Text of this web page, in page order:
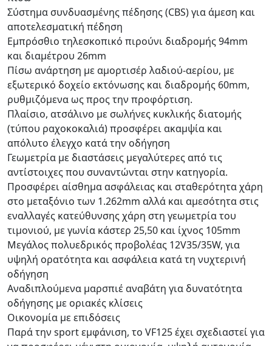
Σύστημα συνδυασμένης πέδησης (CBS) για άμεση και
αποτελεσματική πέδηση
Εμπρόσθιο τηλεσκοπικό πιρούνι διαδρομής 94mm
και διαμέτρου 26mm
Πίσω ανάρτηση με αμορτισέρ λαδιού-αερίου, με
εξωτερικό δοχείο εκτόνωσης και διαδρομής 60mm,
ρυθμιζόμενα ως προς την προφόρτιση.
Πλαίσιο, ατσάλινο με σωλήνες κυκλικής διατομής
(τύπου ραχοκοκαλιά) προσφέρει ακαμψία και
απόλυτο έλεγχο κατά την οδήγηση
Γεωμετρία με διαστάσεις μεγαλύτερες από τις
αντίστοιχες που συναντώνται στην κατηγορία.
Προσφέρει αίσθημα ασφάλειας και σταθερότητα χάρη
στο μεταξόνιο των 1.262mm αλλά και αμεσότητα στις
εναλλαγές κατεύθυνσης χάρη στη γεωμετρία του
τιμονιού, με γωνία κάστερ 25,50 και ίχνος 105mm
Μεγάλος πολυεδρικός προβολέας 12V35/35W, για
υψηλή ορατότητα και ασφάλεια κατά τη νυχτερινή
οδήγηση
Αναδιπλούμενα μαρσπιέ αναβάτη για δυνατότητα
οδήγησης με οριακές κλίσεις
Οικονομία με επιδόσεις
Παρά την sport εμφάνιση, το VF125 έχει σχεδιαστεί για